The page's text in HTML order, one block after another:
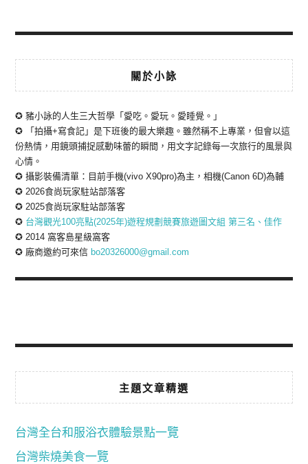
關於小詠
✪ 豬小詠的人生三大哲學「愛吃。愛玩。愛睡覺。」
✪ 「拍攝+寫食記」是下班後的最大樂趣。雖然稱不上專業，但會以這
份熱情，用鏡頭捕捉感動味蕾的瞬間，用文字記錄每一次旅行的風景與
心情。
✪ 攝影裝備清單：目前手機(vivo X90pro)為主，相機(Canon 6D)為輔
✪ 2026食尚玩家駐站部落客
✪ 2025食尚玩家駐站部落客
✪ 台灣觀光100亮點(2025年)遊程規劃競賽旅遊圖文組 第三名、佳作
✪ 2014 窩客島星級窩客
✪ 廠商邀約可來信 bo20326000@gmail.com
主題文章精選
台灣全台和服浴衣體驗景點一覽
台灣柴燒美食一覽